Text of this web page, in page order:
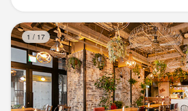
1 / 17